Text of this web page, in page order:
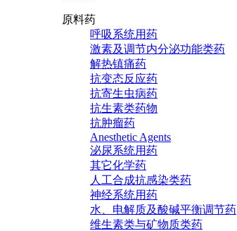
原料药
呼吸系统用药
激素及调节内分泌功能类药
解热镇痛药
抗变态反应药
抗寄生虫病药
抗生素类药物
抗肿瘤药
Anesthetic Agents
泌尿系统用药
其它化学药
人工合成抗感染类药
神经系统用药
水、电解质及酸碱平衡调节药
维生素类与矿物质类药